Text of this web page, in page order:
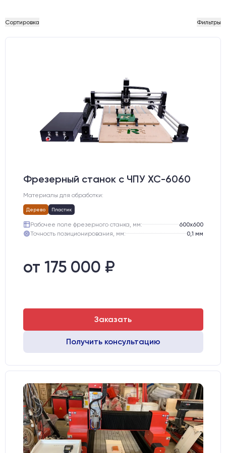
Сортировка Фильтры
Фрезерный станок с ЧПУ XC-6060
Материалы для обработки:
Дерево Пластик
Рабочее поле фрезерного станка, мм:
600х600
Точность позиционирования, мм:
0,1 мм
от 175 000 ₽
Заказать
Получить консультацию